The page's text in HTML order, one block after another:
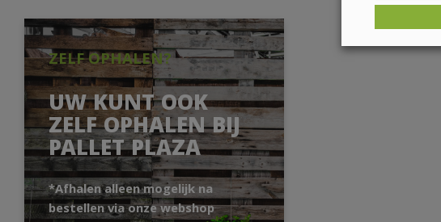
ZELF OPHALEN?
UW KUNT OOK
ZELF OPHALEN BIJ
PALLET PLAZA
*Afhalen alleen mogelijk na
bestellen via onze webshop